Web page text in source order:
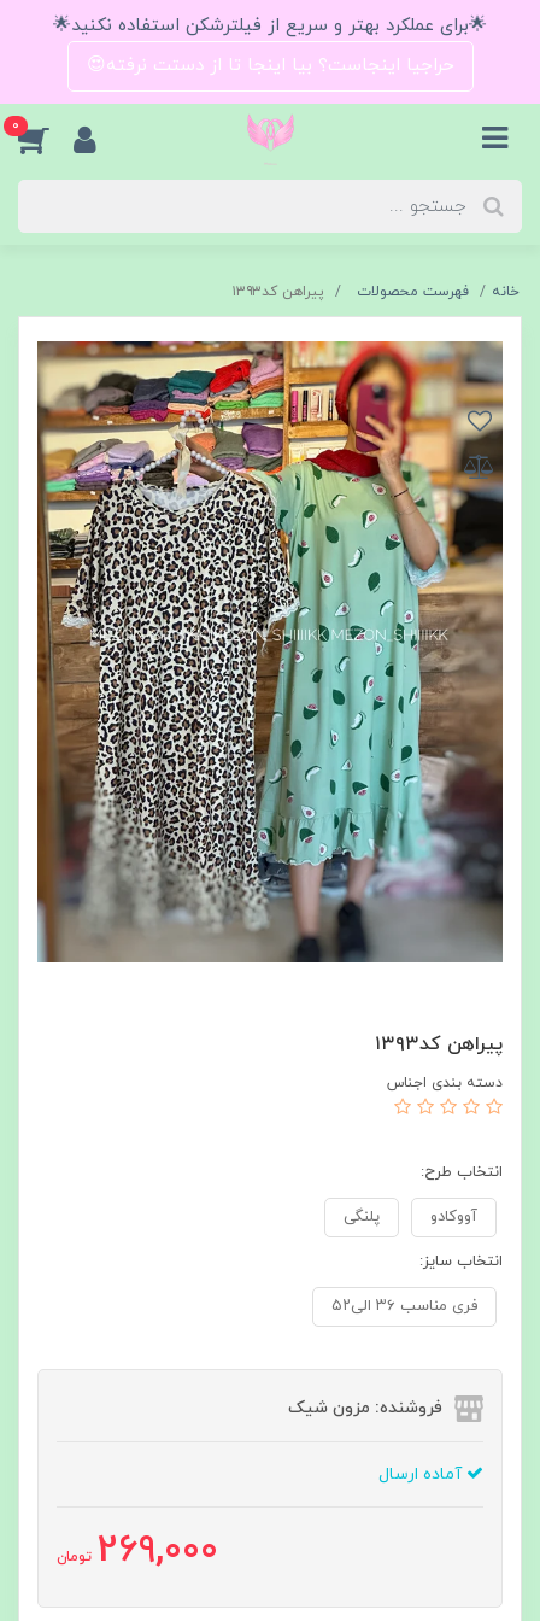
🌟برای عملکرد بهتر و سریع از فیلترشکن استفاده نکنید🌟
حراجیا اینجاست؟ بیا اینجا تا از دستت نرفته😍
0
خانه فهرست محصولات پیراهن کد۱۳۹۳
پیراهن کد۱۳۹۳
دسته بندی اجناس
انتخاب طرح:
آووکادو پلنگی
انتخاب سایز:
فری مناسب ۳۶ الی۵۲
فروشنده: مزون شیک
آماده ارسال
269,000 تومان